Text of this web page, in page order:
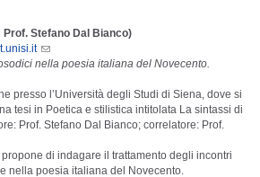
Prof. Stefano Dal Bianco)
nella poesia italiana del Novecento.
presso l’Università degli Studi di Siena, dove si
tesi in Poetica e stilistica intitolata La sintassi di
Prof. Stefano Dal Bianco; correlatore: Prof.
propone di indagare il trattamento degli incontri
nella poesia italiana del Novecento.